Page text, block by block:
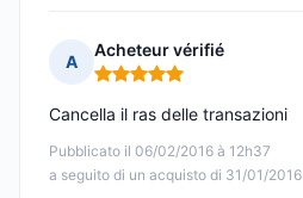
A
Acheteur vérifié
Nota: 5 su 5
Pubblicato il 06/02/2016 à 12h37
a seguito di un acquisto di 31/01/2016
Cancella il ras delle transazioni